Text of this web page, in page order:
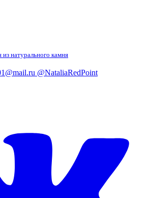
натурального камня
@NataliaRedPoint